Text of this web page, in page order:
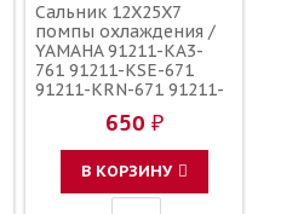
Сальник 12X25X7
помпы охлаждения /
YAMAHA 91211-KA3-
761 91211-KSE-671
91211-KRN-671 91211-
650 ₽
В КОРЗИНУ